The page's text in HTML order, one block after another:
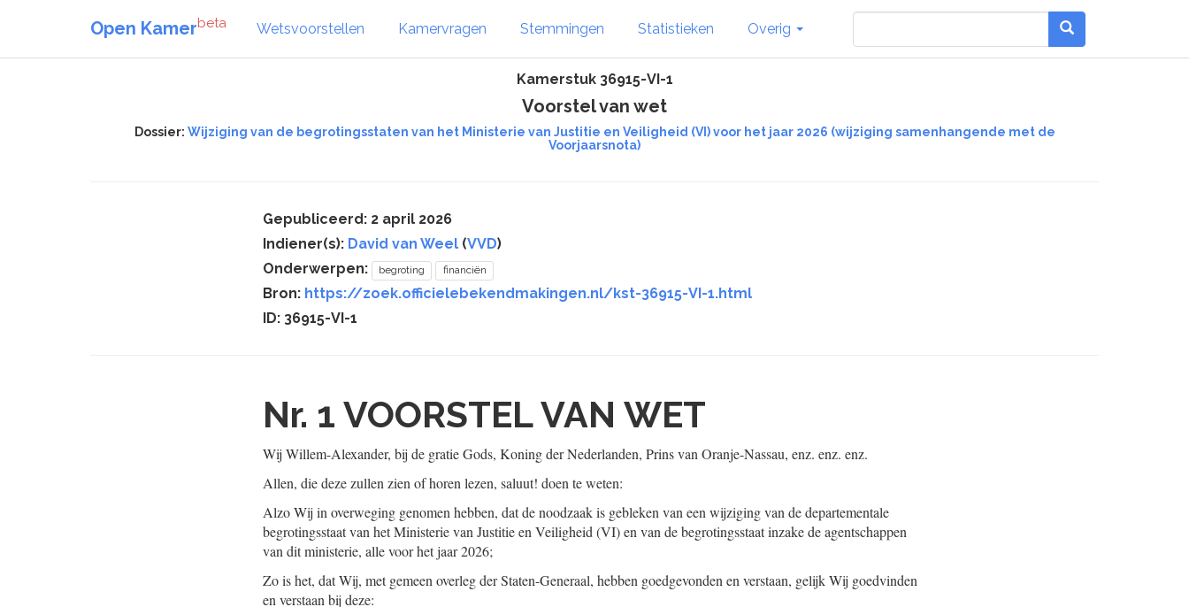
Open Kamerbeta Wetsvoorstellen Kamervragen Stemmingen Statistieken Overig
Kamerstuk 36915-VI-1
Voorstel van wet
Dossier: Wijziging van de begrotingsstaten van het Ministerie van Justitie en Veiligheid (VI) voor het jaar 2026 (wijziging samenhangende met de
Voorjaarsnota)
Gepubliceerd: 2 april 2026
Indiener(s): David van Weel (VVD)
Onderwerpen:
begroting financiën
Bron: https://zoek.officielebekendmakingen.nl/kst-36915-VI-1.html
ID: 36915-VI-1
Nr. 1 VOORSTEL VAN WET
Wij Willem-Alexander, bij de gratie Gods, Koning der Nederlanden, Prins van Oranje-Nassau, enz. enz. enz.
Allen, die deze zullen zien of horen lezen, saluut! doen te weten:
Alzo Wij in overweging genomen hebben, dat de noodzaak is gebleken van een wijziging van de departementale
begrotingsstaat van het Ministerie van Justitie en Veiligheid (VI) en van de begrotingsstaat inzake de agentschappen
van dit ministerie, alle voor het jaar 2026;
Zo is het, dat Wij, met gemeen overleg der Staten-Generaal, hebben goedgevonden en verstaan, gelijk Wij goedvinden
en verstaan bij deze: